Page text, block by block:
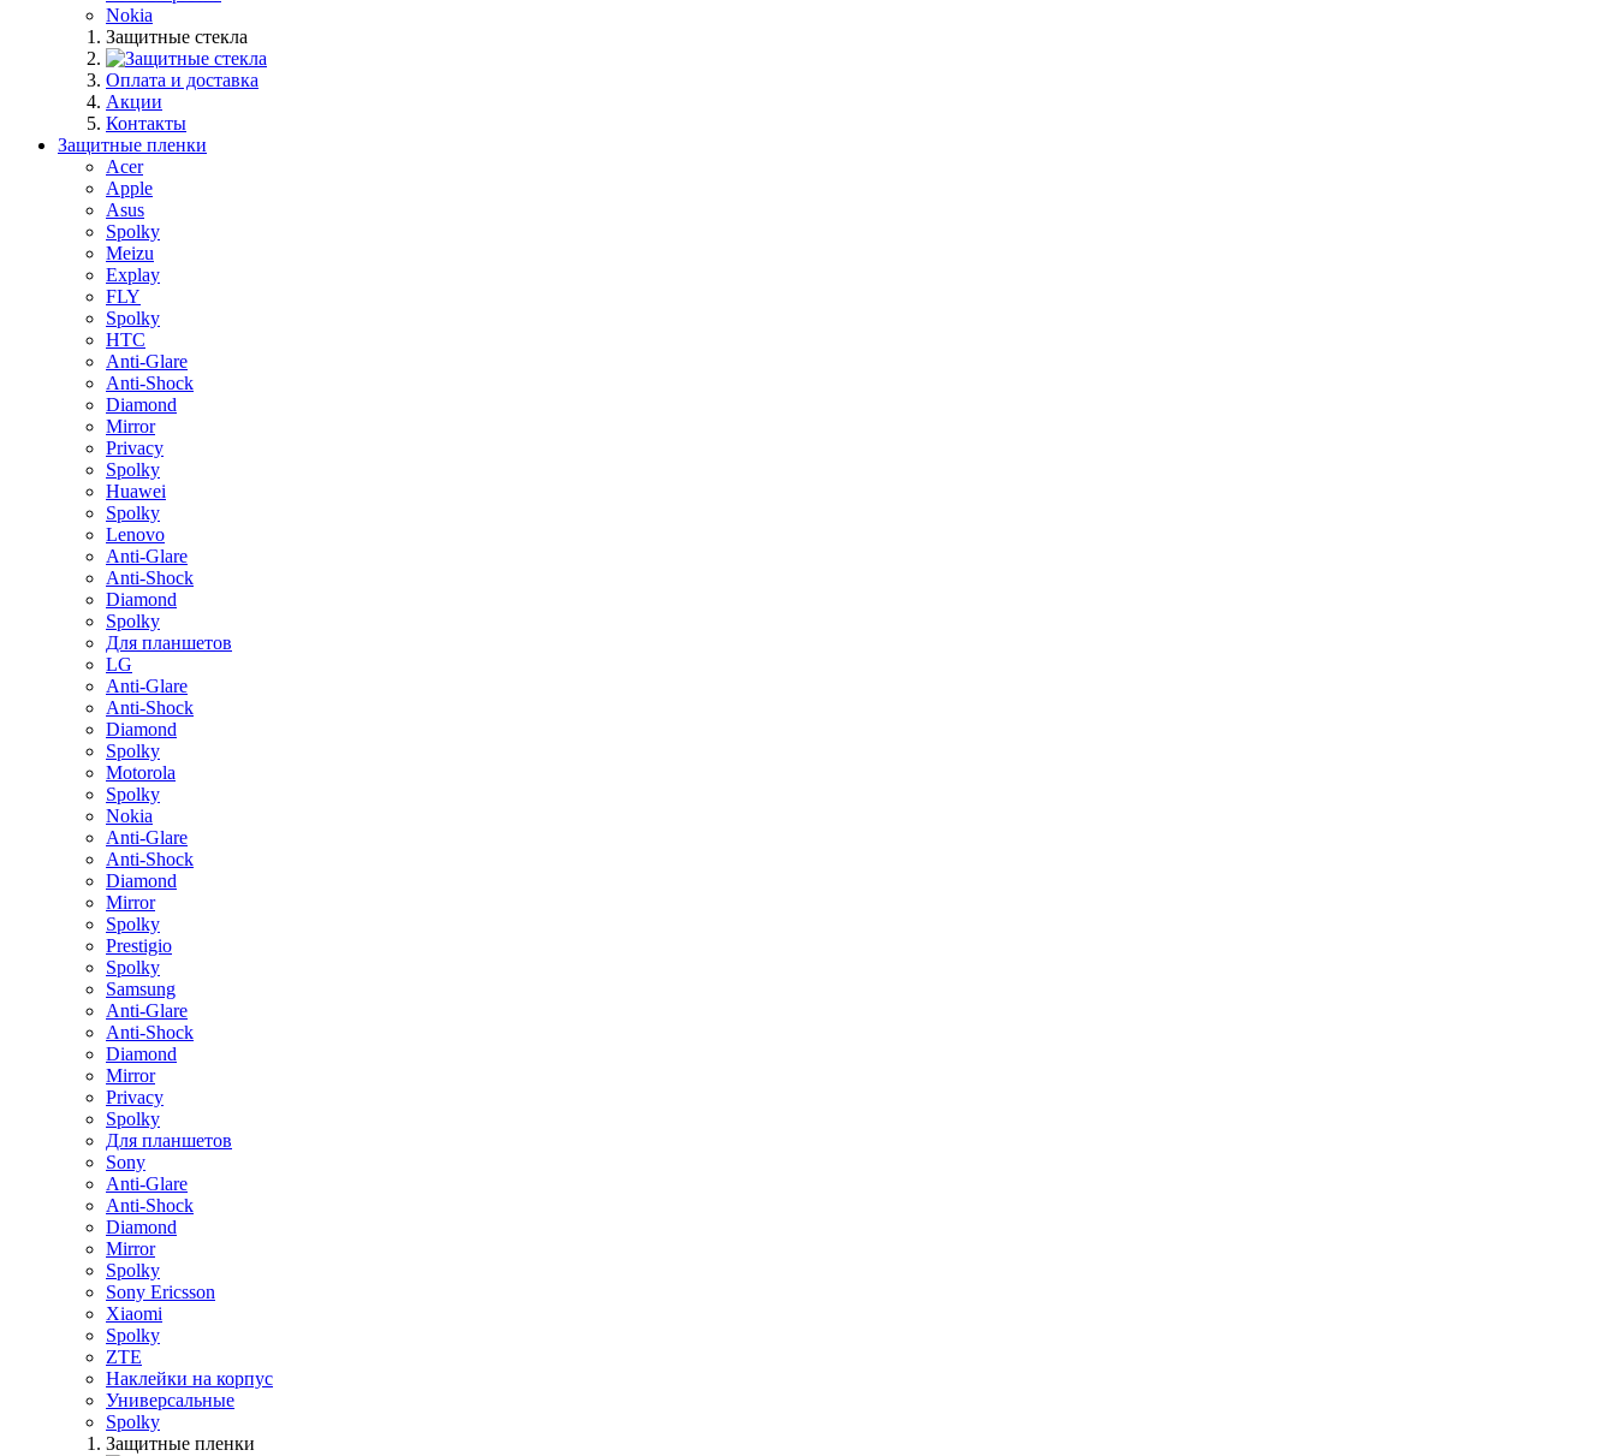
Nokia
Защитные стекла
Оплата и доставка
Акции
Контакты
Защитные пленки
Acer
Apple
Asus
Spolky
Meizu
Explay
FLY
Spolky
HTC
Anti-Glare
Anti-Shock
Diamond
Mirror
Privacy
Spolky
Huawei
Spolky
Lenovo
Anti-Glare
Anti-Shock
Diamond
Spolky
Для планшетов
LG
Anti-Glare
Anti-Shock
Diamond
Spolky
Motorola
Spolky
Nokia
Anti-Glare
Anti-Shock
Diamond
Mirror
Spolky
Prestigio
Spolky
Samsung
Anti-Glare
Anti-Shock
Diamond
Mirror
Privacy
Spolky
Для планшетов
Sony
Anti-Glare
Anti-Shock
Diamond
Mirror
Spolky
Sony Ericsson
Xiaomi
Spolky
ZTE
Наклейки на корпус
Универсальные
Spolky
Защитные пленки